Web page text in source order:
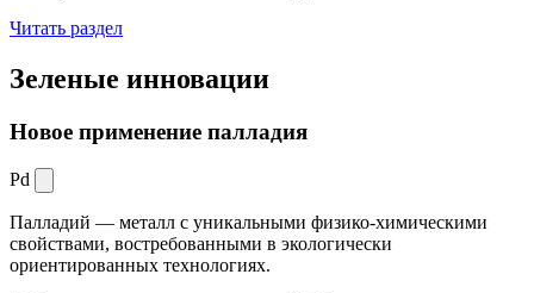
Читать раздел
Зеленые инновации
Новое применение палладия
Pd
Палладий — металл с уникальными физико-химическими
свойствами, востребованными в экологически
ориентированных технологиях.